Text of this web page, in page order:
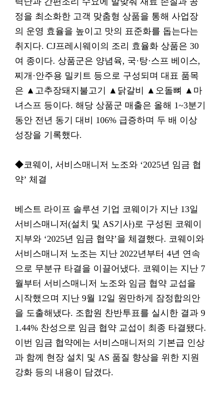
정을 최소화한 고객 맞춤형 상품을 통해 사업장
의 운영 효율을 높이고 맛의 표준화를 돕는다는
취지다. CJ프레시웨이의 조리 효율화 상품은 30
여 종이다. 상품군은 양념육, 국·탕·스프 베이스,
찌개·안주용 밀키트 등으로 구성되며 대표 품목
은 ▲고추장돼지불고기 ▲닭갈비 ▲오돌뼈 ▲마
녀스프 등이다. 해당 상품군 매출은 올해 1~3분기
동안 전년 동기 대비 106% 급증하며 두 배 이상
성장을 기록했다.
◆코웨이, 서비스매니저 노조와 ‘2025년 임금 협
약’ 체결
베스트 라이프 솔루션 기업 코웨이가 지난 13일
서비스매니저(설치 및 AS기사)로 구성된 코웨이
지부와 ‘2025년 임금 협약’을 체결했다. 코웨이와
서비스매니저 노조는 지난 2022년부터 4년 연속
으로 무분규 타결을 이끌어냈다. 코웨이는 지난 7
월부터 서비스매니저 노조와 임금 협약 교섭을
시작했으며 지난 9월 12일 원만하게 잠정합의안
을 도출해냈다. 조합원 찬반투표를 실시한 결과 9
1.44% 찬성으로 임금 협약 교섭이 최종 타결됐다.
이번 임금 협약에는 서비스매니저의 기본급 인상
과 함께 현장 설치 및 AS 품질 향상을 위한 지원
강화 등의 내용이 담겼다.